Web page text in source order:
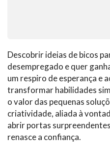
Descobrir ideias de bicos
desempregado e quer
um respiro de esperança e
transformar habilidades
o valor das pequenas
criatividade, aliada à
abrir portas
renasce a confiança.